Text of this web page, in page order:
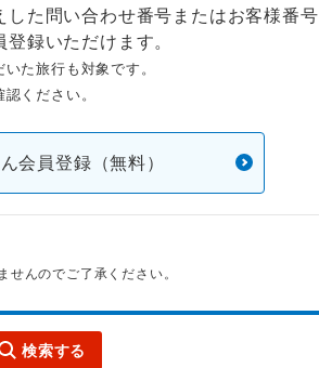
した問い合わせ番号またはお客様番号
録いただけます。
た旅行も対象です。
ください。
会員登録（無料）
んのでご了承ください。
検索する